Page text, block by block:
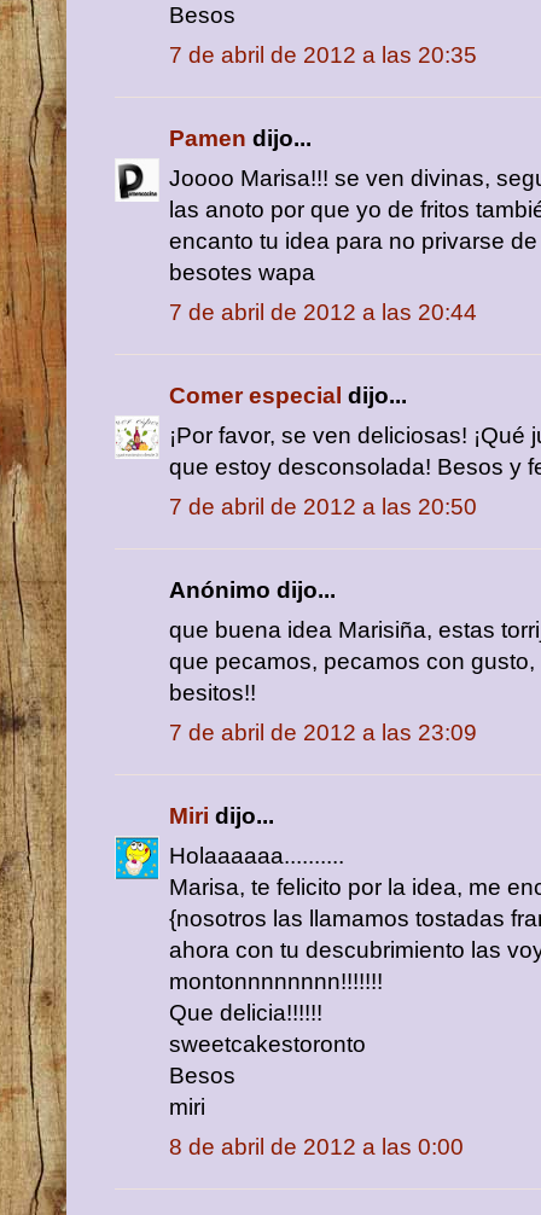
Besos
7 de abril de 2012 a las 20:35
Pamen dijo...
Joooo Marisa!!! se ven divinas,
las anoto por que yo de fritos
encanto tu idea para no privarse
besotes wapa
7 de abril de 2012 a las 20:44
Comer especial dijo...
¡Por favor, se ven deliciosas! ¡Qué
que estoy desconsolada! Besos y
7 de abril de 2012 a las 20:50
Anónimo dijo...
que buena idea Marisiña, estas
que pecamos, pecamos con gusto,
besitos!!
7 de abril de 2012 a las 23:09
Miri dijo...
Holaaaaaa..........
Marisa, te felicito por la idea, me
{nosotros las llamamos tostadas
ahora con tu descubrimiento las
montonnnnnnnn!!!!!!!
Que delicia!!!!!!
sweetcakestoronto
Besos
miri
8 de abril de 2012 a las 0:00